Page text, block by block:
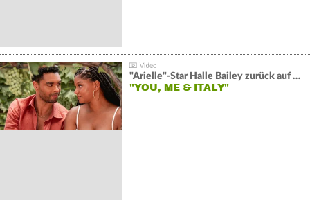
"Arielle"-Star Halle Bailey zurück auf der Leinwand:
"YOU, ME & ITALY"